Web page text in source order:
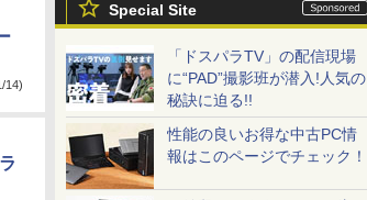
Special Site
「ドスパラTV」の配信現場
に“PAD”撮影班が潜入!人気の
秘訣に迫る!!
性能の良いお得な中古PC情
報はこのページでチェック！
14)